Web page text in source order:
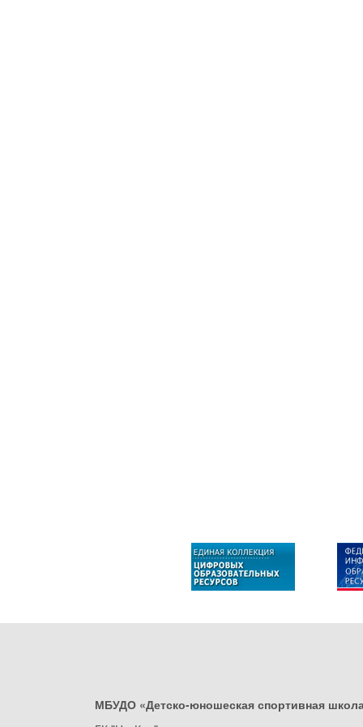
МБУДО «Детско-юношеская спортивная